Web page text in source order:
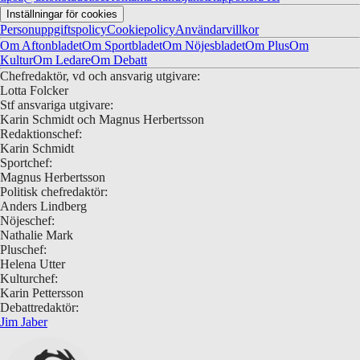
Inställningar för cookies
PersonuppgiftspolicyCookiepolicyAnvändarvillkor
Om AftonbladetOm SportbladetOm NöjesbladetOm PlusOm
KulturOm LedareOm Debatt
Chefredaktör, vd och ansvarig utgivare:
Lotta Folcker
Stf ansvariga utgivare:
Karin Schmidt och Magnus Herbertsson
Redaktionschef:
Karin Schmidt
Sportchef:
Magnus Herbertsson
Politisk chefredaktör:
Anders Lindberg
Nöjeschef:
Nathalie Mark
Pluschef:
Helena Utter
Kulturchef:
Karin Pettersson
Debattredaktör:
Jim Jaber